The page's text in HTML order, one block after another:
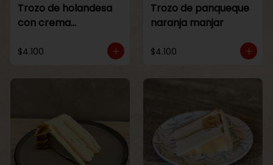
Trozo de holandesa
con crema
$4.100
Trozo de panqueque
naranja manjar
$4.100